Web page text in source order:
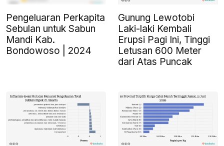
Pengeluaran Perkapita
Sebulan untuk Sabun
Mandi Kab.
Bondowoso | 2024
Gunung Lewotobi
Laki-laki Kembali
Erupsi Pagi Ini, Tinggi
Letusan 600 Meter
dari Atas Puncak